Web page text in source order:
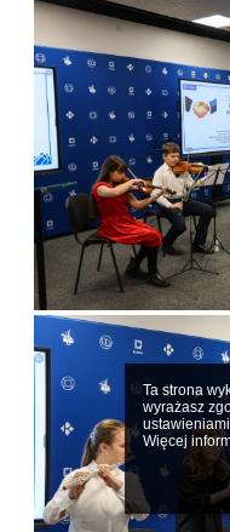
Ta strona
wyrażasz
Więcej